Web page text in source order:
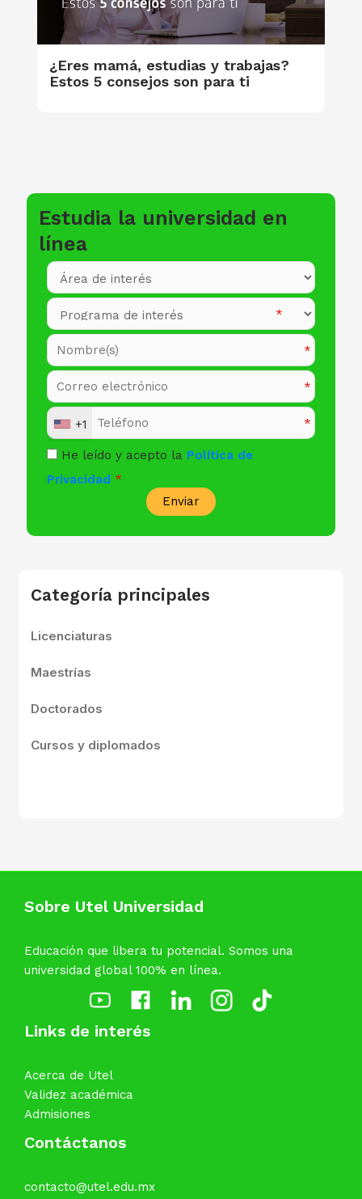
¿Eres mamá, estudias y trabajas?
Estos 5 consejos son para ti
Estudia la universidad en
línea
+1
He leído y acepto la Política de
Privacidad
Enviar
Categoría principales
Licenciaturas
Maestrías
Doctorados
Cursos y diplomados
Sobre Utel Universidad
Educación que libera tu potencial. Somos una
universidad global 100% en línea.
Links de interés
Acerca de Utel
Validez académica
Admisiones
Contáctanos
contacto@utel.edu.mx